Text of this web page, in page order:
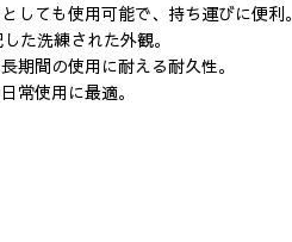
ても使用可能で、持ち運びに便利。
た洗練された外観。
期間の使用に耐える耐久性。
常使用に最適。